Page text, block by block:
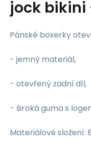
jock bikini
Pánské boxerky
- jemný materiál,
- otevřený zadní díl,
- široká guma s
Materiálové složení: